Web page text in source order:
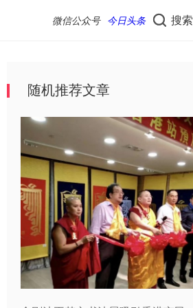
微信公众号 今日头条 搜索
随机推荐文章